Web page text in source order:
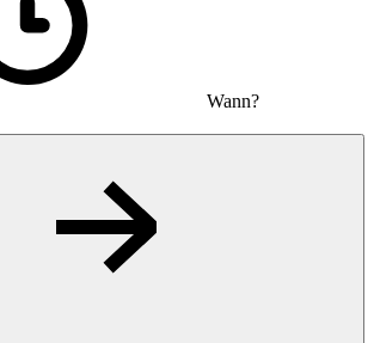
Wann?